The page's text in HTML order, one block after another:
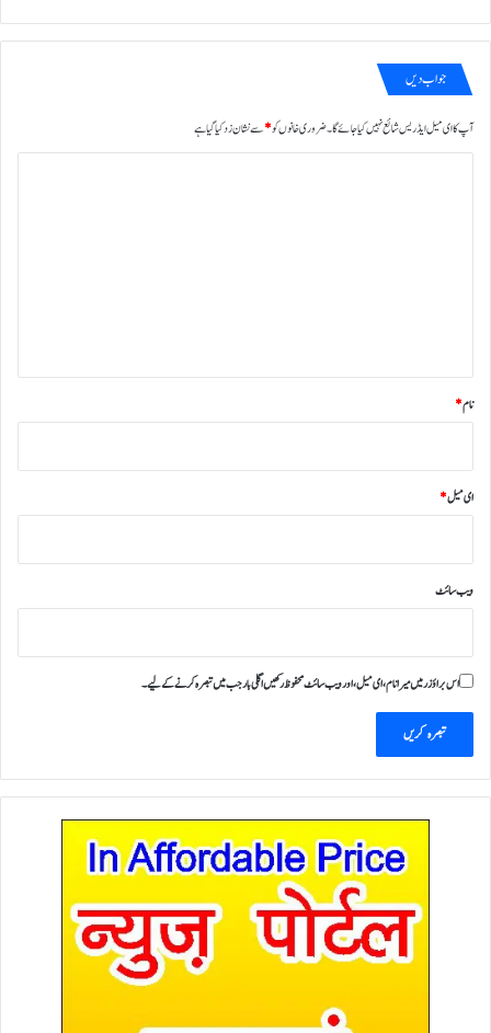
جواب دیں
آپ کا ای میل ایڈریس شائع نہیں کیا جائے گا۔ضروری خانوں کو*سے نشان زد کیا گیا ہے
نام*
ای میل*
ویب‌ سائٹ
اس براؤزر میں میرا نام، ای میل، اور ویب سائٹ محفوظ رکھیں اگلی بار جب میں تبصرہ کرنے کےلیے۔